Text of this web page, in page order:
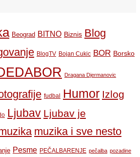
Beograd BITNO Biznis Blog
BlogTV Bojan Cukic BOR Borsko
Dragana Djermanovic
fudbal Humor Izlog
Ljubav Ljubav je
muzika i sve nesto
Pesme PEČALBARENJE pečalba pozadine